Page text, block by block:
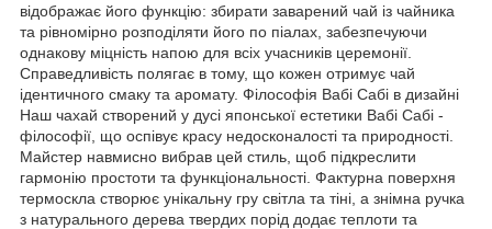
відображає його функцію: збирати заварений чай із чайника
та рівномірно розподіляти його по піалах, забезпечуючи
однакову міцність напою для всіх учасників церемонії.
Справедливість полягає в тому, що кожен отримує чай
ідентичного смаку та аромату. Філософія Вабі Сабі в дизайні
Наш чахай створений у дусі японської естетики Вабі Сабі -
філософії, що оспівує красу недосконалості та природності.
Майстер навмисно вибрав цей стиль, щоб підкреслити
гармонію простоти та функціональності. Фактурна поверхня
термоскла створює унікальну гру світла та тіні, а знімна ручка
з натурального дерева твердих порід додає теплоти та